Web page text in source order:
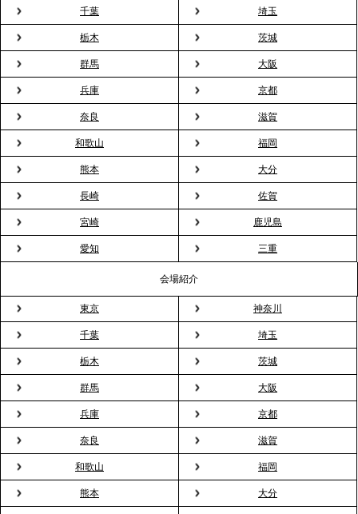
2026.3.23
プレスリリースのご案内｜入社式の“そのまま懇親
会”が企業で広がる。 新入社員の交流を支える『オフ
ィスケータリング』という新しい活用法
2026.3.20
NHK「ニュースウオッチ9」で、2ndTable「室内花
見」が紹介されました
2026.3.16
プレスリリースのご案内｜2026年、春の親睦は「花
粉レス」な室内花見。福利厚生としても注目され
る、快適で新しいお花見体験
2026.3.5
プレスリリースのご案内｜「室内お花見」の法人利
用が前年比4倍に急増。オフィスに桜が届く福利厚生
の新定番
2026.2.13
プレスリリースのご案内｜オフィスが「１日限定の
バー」に！福利厚生・社内交流を格上げする《出張
バーテンダー》サービスを開始
千葉 埼玉
栃木 茨城
群馬 大阪
兵庫 京都
奈良 滋賀
和歌山 福岡
熊本 大分
長崎 佐賀
宮崎 鹿児島
愛知 三重
会場紹介
東京 神奈川
千葉 埼玉
栃木 茨城
群馬 大阪
兵庫 京都
奈良 滋賀
和歌山 福岡
熊本 大分